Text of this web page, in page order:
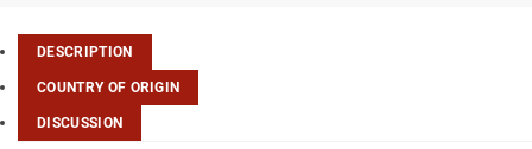
DESCRIPTION
COUNTRY OF ORIGIN
DISCUSSION